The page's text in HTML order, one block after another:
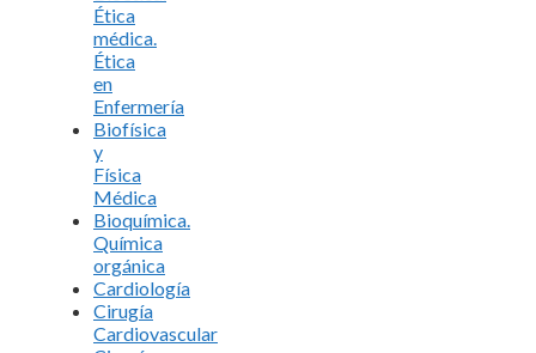
Ética
médica.
Ética
en
Enfermería
Biofísica
y
Física
Médica
Bioquímica.
Química
orgánica
Cardiología
Cirugía
Cardiovascular